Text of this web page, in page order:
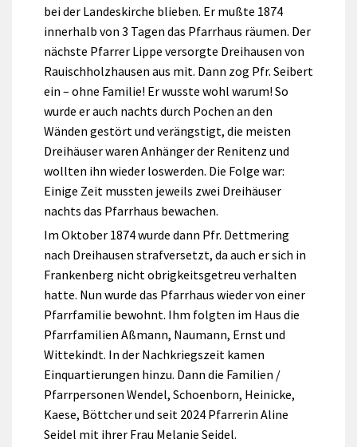
bei der Landeskirche blieben. Er mußte 1874
innerhalb von 3 Tagen das Pfarrhaus räumen. Der
nächste Pfarrer Lippe versorgte Dreihausen von
Rauischholzhausen aus mit. Dann zog Pfr. Seibert
ein – ohne Familie! Er wusste wohl warum! So
wurde er auch nachts durch Pochen an den
Wänden gestört und verängstigt, die meisten
Dreihäuser waren Anhänger der Renitenz und
wollten ihn wieder loswerden. Die Folge war:
Einige Zeit mussten jeweils zwei Dreihäuser
nachts das Pfarrhaus bewachen.
Im Oktober 1874 wurde dann Pfr. Dettmering
nach Dreihausen strafversetzt, da auch er sich in
Frankenberg nicht obrigkeitsgetreu verhalten
hatte. Nun wurde das Pfarrhaus wieder von einer
Pfarrfamilie bewohnt. Ihm folgten im Haus die
Pfarrfamilien Aßmann, Naumann, Ernst und
Wittekindt. In der Nachkriegszeit kamen
Einquartierungen hinzu. Dann die Familien /
Pfarrpersonen Wendel, Schoenborn, Heinicke,
Kaese, Böttcher und seit 2024 Pfarrerin Aline
Seidel mit ihrer Frau Melanie Seidel.